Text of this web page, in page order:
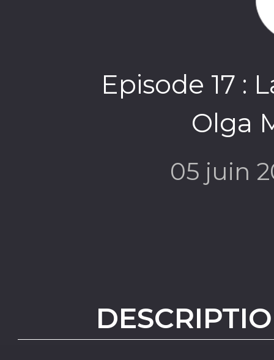
Episode 17 :
Olga
05 juin